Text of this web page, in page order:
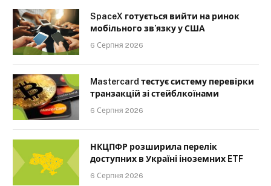
SpaceX готується вийти на ринок
мобільного зв’язку у США
6 Серпня 2026
Mastercard тестує систему перевірки
транзакцій зі стейблкоїнами
6 Серпня 2026
НКЦПФР розширила перелік
доступних в Україні іноземних ETF
6 Серпня 2026